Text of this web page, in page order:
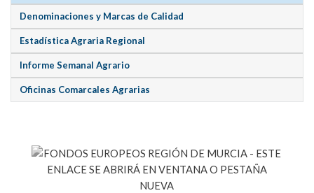
Denominaciones y Marcas de Calidad
Estadística Agraria Regional
Informe Semanal Agrario
Oficinas Comarcales Agrarias